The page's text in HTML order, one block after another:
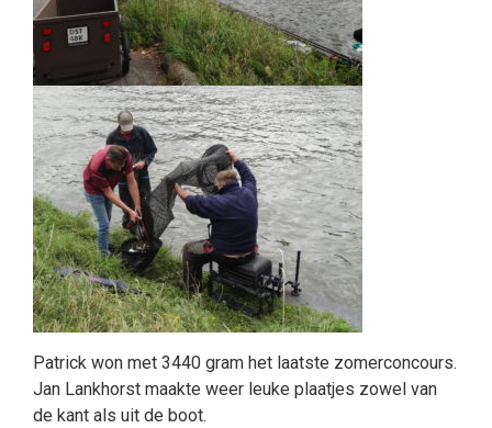
Patrick won met 3440 gram het laatste zomerconcours.
Jan Lankhorst maakte weer leuke plaatjes zowel van
de kant als uit de boot.